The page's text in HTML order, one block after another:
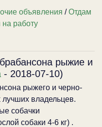
объявления /Отдам
работу
рыжие и
- 2018-07-10)
рыжего и черно-
владельцев.
собачки
собаки 4-6 кг) .